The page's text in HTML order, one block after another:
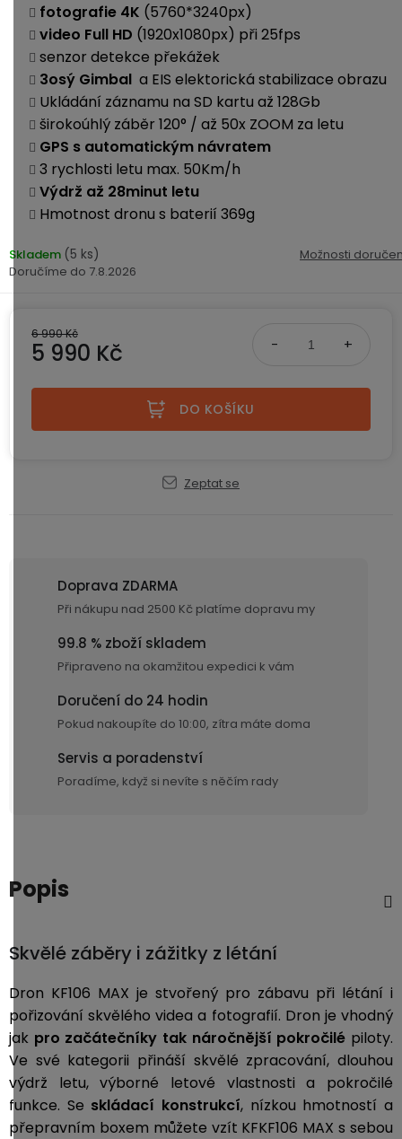
Napájecí
kabely
Příslušenství
S
dotykovým
displejem
Bone
Conduction
Lenovo
Day's
Ear
uši
S
sluchátka
Sada
dronu
se
2
bateriemi
Sada
dronu
se
3
a
příslušenství
kamerám
Bateriové
WiFi
kamery
Bateriové
4G
kamery
Wifi
kamery
4G
kamery
(SIM)
4G
Paměťové
karty
na
zmrzlinu
ledovou
tříšť
Příslušenství
do
auta
Napájecí
Napájecí
Doplňkové
DOPLŇKOVÝ
PRODEJ
Obchodní
fotografie 4K (5760*3240px)
video Full HD (1920x1080px) při 25fps
senzor detekce překážek
3osý Gimbal a EIS elektorická stabilizace obrazu
Ukládání záznamu na SD kartu až 128Gb
širokoúhlý záběr 120° / až 50x ZOOM za letu
GPS s automatickým návratem
3 rychlosti letu max. 50Km/h
Výdrž až 28minut letu
Hmotnost dronu s baterií 369g
Skladem (5 ks)
7.8.2026
Možnosti
6 990 Kč
5 990 Kč
DO KOŠÍKU
Zeptat se
Doprava ZDARMA
Při nákupu nad 2500 Kč platíme dopravu my
99.8 % zboží skladem
Připraveno na okamžitou expedici k vám
Doručení do 24 hodin
Pokud nakoupíte do 10:00, zítra máte doma
Servis a poradenství
Poradíme, když si nevíte s něčím rady
Popis
Skvělé záběry i zážitky z létání
Dron KF106 MAX je stvořený pro zábavu při létání i
pořizování skvělého videa a fotografií. Dron je vhodný
jak pro začátečníky tak náročnější pokročilé piloty.
Ve své kategorii přináší skvělé zpracování, dlouhou
výdrž letu, výborné letové vlastnosti a pokročilé
funkce. Se skládací konstrukcí, nízkou hmotností a
přepravním boxem můžete vzít KFKF106 MAX s sebou